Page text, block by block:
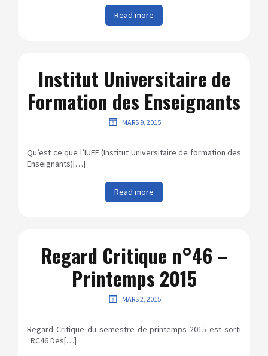
Read more
Institut Universitaire de
Formation des Enseignants
MARS 9, 2015
Qu’est ce que l’IUFE (Institut Universitaire de formation des
Enseignants)[…]
Read more
Regard Critique n°46 –
Printemps 2015
MARS 2, 2015
Regard Critique du semestre de printemps 2015 est sorti
: RC46 Des[…]